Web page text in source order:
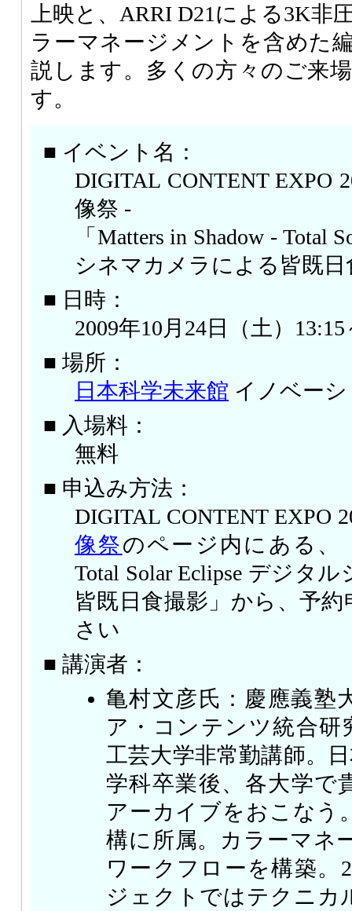
上映と、ARRI D21による3K非
ラーマネージメントを含めた
説します。多くの方々のご来
す。
■ イベント名：
DIGITAL CONTENT EXPO
像祭 -
「Matters in Shadow - Total
シネマカメラによる皆既日
■ 日時：
2009年10月24日（土）13:15
■ 場所：
日本科学未来館 イノベー
■ 入場料：
無料
■ 申込み方法：
DIGITAL CONTENT EXPO
像祭のページ内にある、
Total Solar Eclipse デジタ
皆既日食撮影」から、予
さい
■ 講演者：
亀村文彦氏：慶應義塾
ア・コンテンツ統合研
工芸大学非常勤講師。
学科卒業後、各大学で
アーカイブをおこなう
構に所属。カラーマネ
ワークフローを構築。
ジェクトではテクニカ